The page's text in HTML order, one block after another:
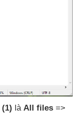
(1) là All files =>